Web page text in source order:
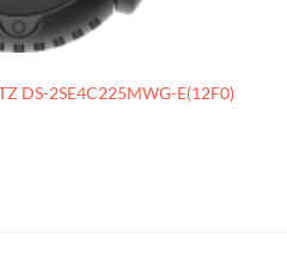
DS-2SE4C225MWG-E(12F0)